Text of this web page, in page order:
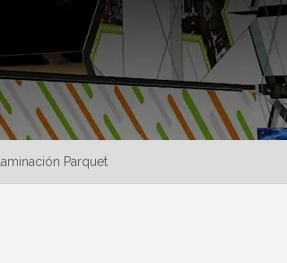
Laminación Parquet